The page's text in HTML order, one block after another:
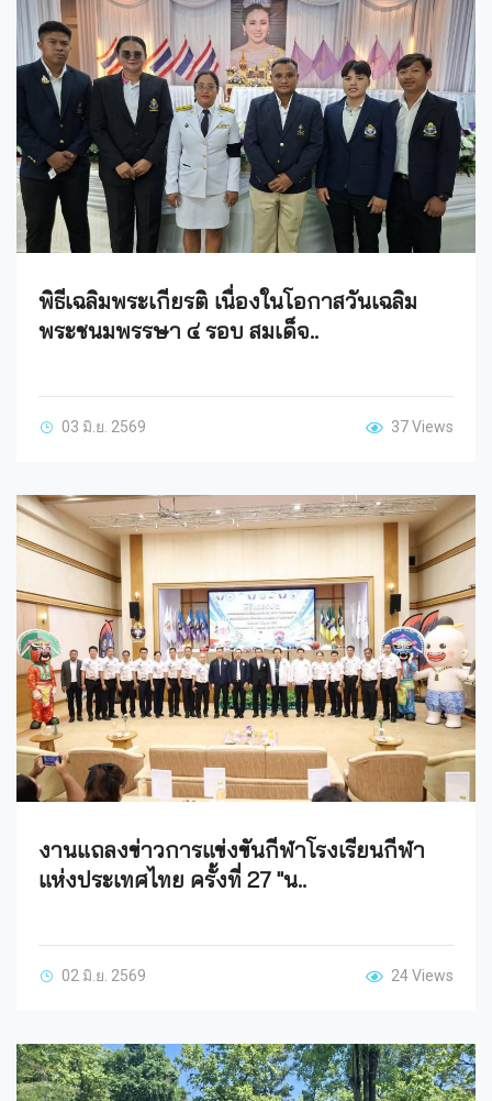
พิธีเฉลิมพระเกียรติ เนื่องในโอกาสวันเฉลิม
พระชนมพรรษา ๔ รอบ สมเด็จ..
03 มิ.ย. 2569 37 Views
งานแถลงข่าวการแข่งขันกีฬาโรงเรียนกีฬา
แห่งประเทศไทย ครั้งที่ 27 "น..
02 มิ.ย. 2569 24 Views